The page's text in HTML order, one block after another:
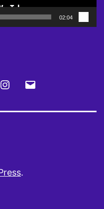
02:04
Instagram
.